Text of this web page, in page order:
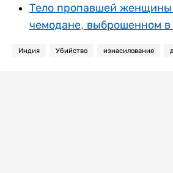
Тело пропавшей
чемодане, выброшенном в
Индия Убийство изнасилование